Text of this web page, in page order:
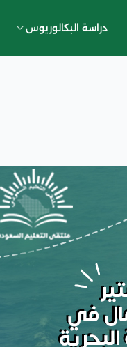
دراسة البكالوريوس